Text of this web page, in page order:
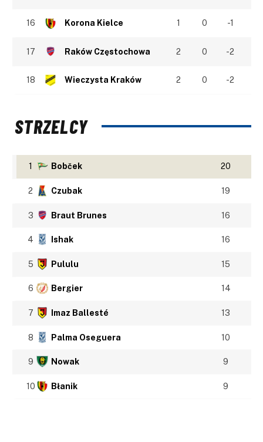
16 Korona Kielce 1 0 -1
17 Raków Częstochowa 2 0 -2
18 Wieczysta Kraków 2 0 -2
STRZELCY
1 Bobček 20
2 Czubak 19
3 Braut Brunes 16
4 Ishak 16
5 Pululu 15
6 Bergier 14
7 Imaz Ballesté 13
8 Palma Oseguera 10
9 Nowak 9
10 Błanik 9